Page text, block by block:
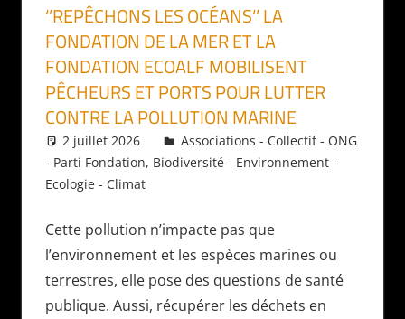
‘’REPÊCHONS LES OCÉANS‘’ LA
FONDATION DE LA MER ET LA
FONDATION ECOALF MOBILISENT
PÊCHEURS ET PORTS POUR LUTTER
CONTRE LA POLLUTION MARINE
2 juillet 2026 Daniel
Associations - Collectif - ONG
- Parti Fondation, Biodiversité - Environnement -
Ecologie - Climat
Cette pollution n’impacte pas que
l’environnement et les espèces marines ou
terrestres, elle pose des questions de santé
publique. Aussi, récupérer les déchets en